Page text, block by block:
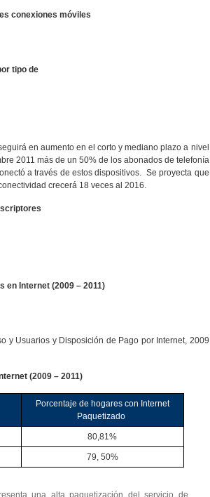
conexiones móviles
tipo de
en aumento en el corto y mediano plazo a nivel
2011 más de un 50% de los abonados de telefonía
a través de estos dispositivos. Se proyecta que
crecerá 18 veces al 2016.
en Internet (2009 – 2011)
y Usuarios y Disposición de Pago por Internet, 2009
(2009 – 2011)
Porcentaje de hogares con Internet
Paquetizado
80,81%
79, 50%
una alta paquetización del servicio de